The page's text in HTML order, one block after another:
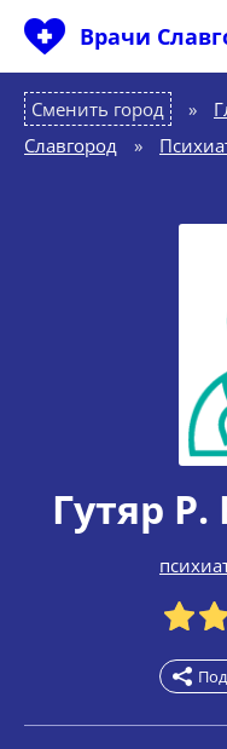
Врачи
Сменить город
Славгород
»
Гутяр Р.